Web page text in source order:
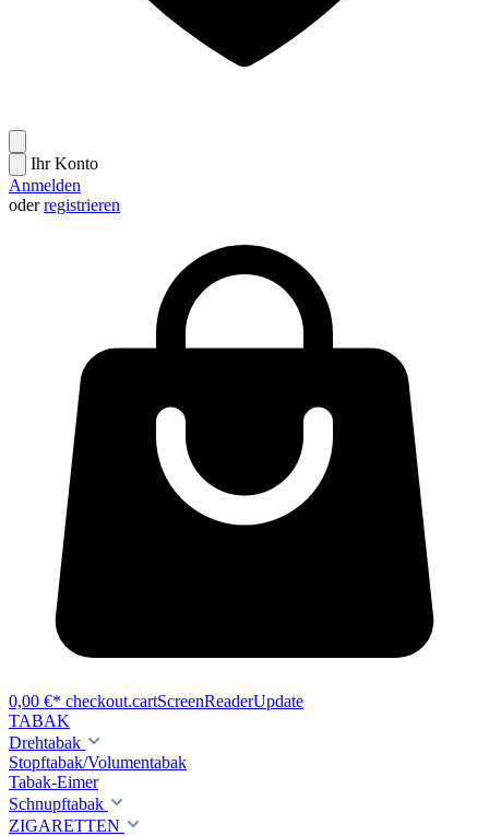
Ihr Konto
Anmelden
oderregistrieren
0,00 €* checkout.cartScreenReaderUpdate
TABAK
Drehtabak
Stopftabak/Volumentabak
Tabak-Eimer
Schnupftabak
ZIGARETTEN